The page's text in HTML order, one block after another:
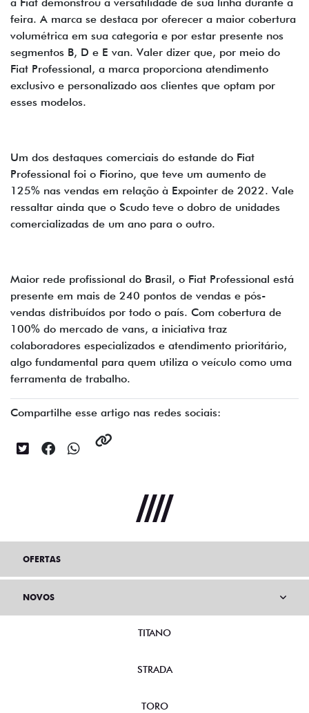
feira. A marca se destaca por oferecer a maior cobertura
volumétrica em sua categoria e por estar presente nos
segmentos B, D e E van. Valer dizer que, por meio do
Fiat Professional, a marca proporciona atendimento
exclusivo e personalizado aos clientes que optam por
esses modelos.
Um dos destaques comerciais do estande do Fiat
Professional foi o Fiorino, que teve um aumento de
125% nas vendas em relação à Expointer de 2022. Vale
ressaltar ainda que o Scudo teve o dobro de unidades
comercializadas de um ano para o outro.
Maior rede profissional do Brasil, o Fiat Professional está
presente em mais de 240 pontos de vendas e pós-
vendas distribuídos por todo o país. Com cobertura de
100% do mercado de vans, a iniciativa traz
colaboradores especializados e atendimento prioritário,
algo fundamental para quem utiliza o veículo como uma
ferramenta de trabalho.
Compartilhe esse artigo nas redes sociais:
OFERTAS
NOVOS
TITANO
STRADA
TORO